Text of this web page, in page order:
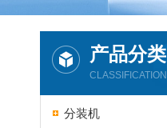
产品分类
CLASSIFICATION
分装机